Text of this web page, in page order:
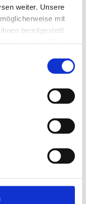
weiter. Unsere
mit
bereitgestellt
und sorgen
Hotels, ...
zur Verfügung